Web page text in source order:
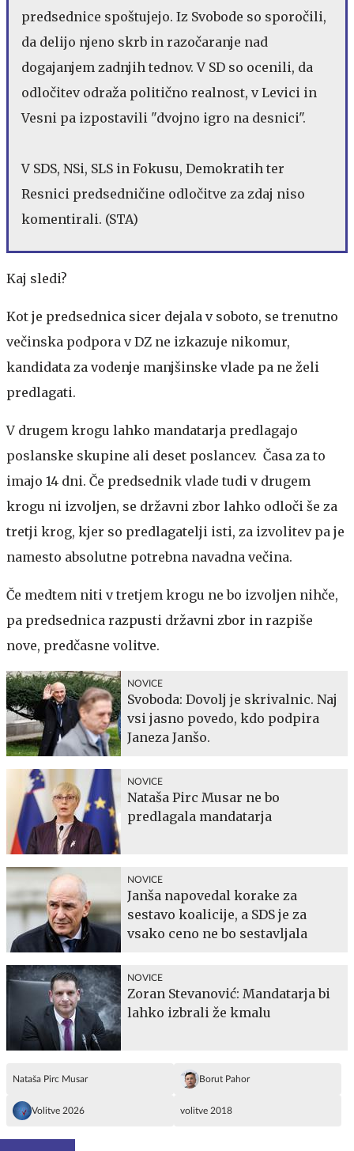
predsednice spoštujejo. Iz Svobode so sporočili,
da delijo njeno skrb in razočaranje nad
dogajanjem zadnjih tednov. V SD so ocenili, da
odločitev odraža politično realnost, v Levici in
Vesni pa izpostavili "dvojno igro na desnici".
V SDS, NSi, SLS in Fokusu, Demokratih ter
Resnici predsedničine odločitve za zdaj niso
komentirali. (STA)
Kaj sledi?
Kot je predsednica sicer dejala v soboto, se trenutno
večinska podpora v DZ ne izkazuje nikomur,
kandidata za vodenje manjšinske vlade pa ne želi
predlagati.
V drugem krogu lahko mandatarja predlagajo
poslanske skupine ali deset poslancev. Časa za to
imajo 14 dni. Če predsednik vlade tudi v drugem
krogu ni izvoljen, se državni zbor lahko odloči še za
tretji krog, kjer so predlagatelji isti, za izvolitev pa je
namesto absolutne potrebna navadna večina.
Če medtem niti v tretjem krogu ne bo izvoljen nihče,
pa predsednica razpusti državni zbor in razpiše
nove, predčasne volitve.
NOVICE
Svoboda: Dovolj je skrivalnic. Naj
vsi jasno povedo, kdo podpira
Janeza Janšo.
NOVICE
Nataša Pirc Musar ne bo
predlagala mandatarja
NOVICE
Janša napovedal korake za
sestavo koalicije, a SDS je za
vsako ceno ne bo sestavljala
NOVICE
Zoran Stevanović: Mandatarja bi
lahko izbrali že kmalu
Nataša Pirc Musar Borut Pahor
Volitve 2026 volitve 2018